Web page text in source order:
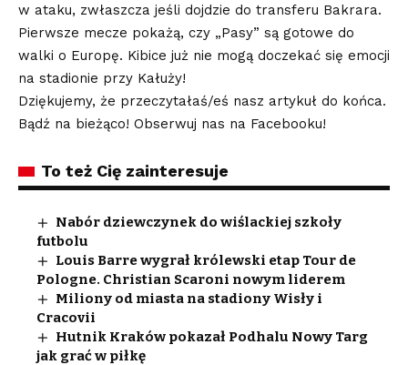
w ataku, zwłaszcza jeśli dojdzie do transferu Bakrara.
Pierwsze mecze pokażą, czy „Pasy” są gotowe do
walki o Europę. Kibice już nie mogą doczekać się emocji
na stadionie przy Kałuży!
Dziękujemy, że przeczytałaś/eś nasz artykuł do końca.
Bądź na bieżąco! Obserwuj nas na Facebooku!
To też Cię zainteresuje
Nabór dziewczynek do wiślackiej szkoły
futbolu
Louis Barre wygrał królewski etap Tour de
Pologne. Christian Scaroni nowym liderem
Miliony od miasta na stadiony Wisły i
Cracovii
Hutnik Kraków pokazał Podhalu Nowy Targ
jak grać w piłkę